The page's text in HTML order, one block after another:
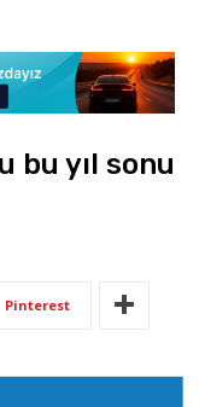
bu yıl sonu
Pinterest